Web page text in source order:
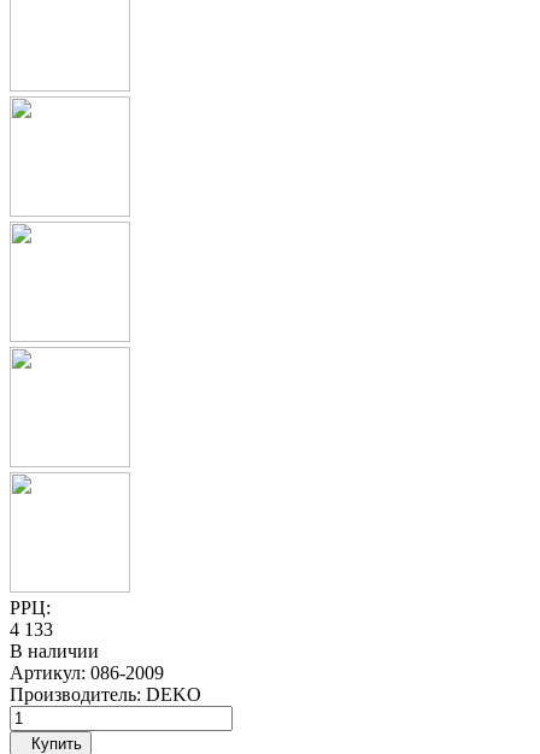
РРЦ:
4 133
В наличии
Артикул: 086-2009
Производитель: DEKO
Купить